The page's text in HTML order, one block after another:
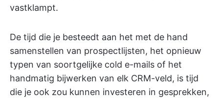
vastklampt.
De tijd die je besteedt aan het met de hand
samenstellen van prospectlijsten, het opnieuw
typen van soortgelijke cold e-mails of het
handmatig bijwerken van elk CRM-veld, is tijd
die je ook zou kunnen investeren in gesprekken,